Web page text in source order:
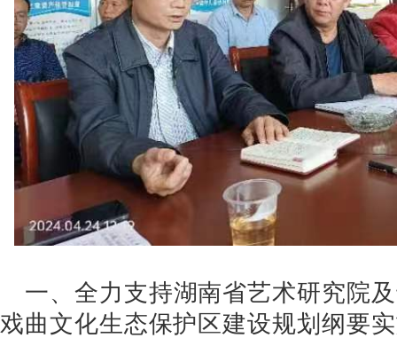
一、全力支持湖南省艺术研究院
戏曲文化生态保护区建设规划纲要